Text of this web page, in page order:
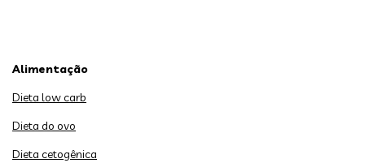
Alimentação
Dieta low carb
Dieta do ovo
Dieta cetogênica